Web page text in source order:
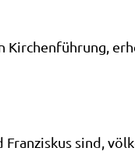
Kir­chen­füh­rung,
Fran­zis­kus sind,